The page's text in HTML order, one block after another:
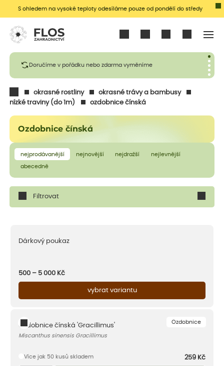
S ohledem na vysoké teploty odesíláme pouze od pondělí do středy
Doručíme v pořádku nebo zdarma vyměníme
okrasné rostliny
okrasné trávy a bambusy
nízké traviny (do 1m)
ozdobnice čínská
Ozdobnice čínská
nejprodávanější nejnovější nejdražší nejlevnější
abecedně
Filtrovat
Dárkový poukaz
500 – 5 000 Kč
vybrat variantu
Ozdobnice
Ozdobnice čínská 'Gracillimus'
Miscanthus sinensis Gracillimus
Více jak 50 kusů skladem 259 Kč